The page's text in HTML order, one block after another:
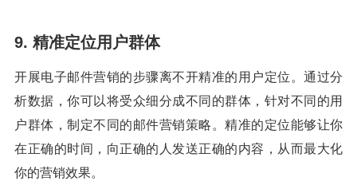
9. 精准定位用户群体
开展电子邮件营销的步骤离不开精准的用户定位。通过分
析数据，你可以将受众细分成不同的群体，针对不同的用
户群体，制定不同的邮件营销策略。精准的定位能够让你
在正确的时间，向正确的人发送正确的内容，从而最大化
你的营销效果。